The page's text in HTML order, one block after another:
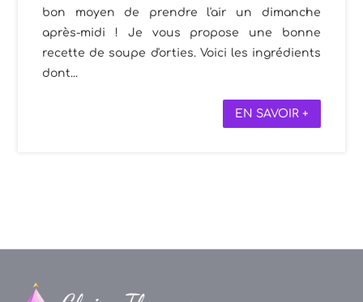
bon moyen de prendre l'air un dimanche
après-midi ! Je vous propose une bonne
recette de soupe d'orties. Voici les ingrédients
dont...
EN SAVOIR +